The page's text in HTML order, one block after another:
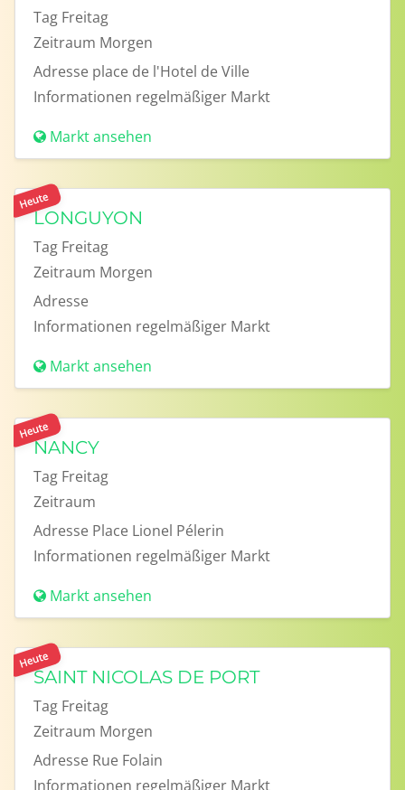
Tag Freitag
Zeitraum Morgen
Adresse place de l'Hotel de Ville
Informationen regelmäßiger Markt
Markt ansehen
Heute
LONGUYON
Tag Freitag
Zeitraum Morgen
Adresse
Informationen regelmäßiger Markt
Markt ansehen
Heute
NANCY
Tag Freitag
Zeitraum
Adresse Place Lionel Pélerin
Informationen regelmäßiger Markt
Markt ansehen
Heute
SAINT NICOLAS DE PORT
Tag Freitag
Zeitraum Morgen
Adresse Rue Folain
Informationen regelmäßiger Markt